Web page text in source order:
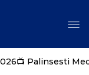
📺 Palinsesti